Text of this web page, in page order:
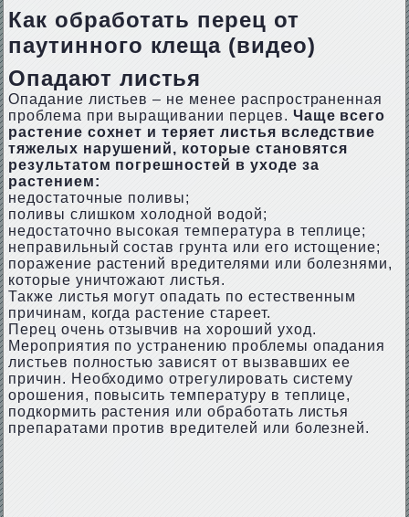
Как обработать перец от
паутинного клеща (видео)
Опадают листья
Опадание листьев – не менее распространенная
проблема при выращивании перцев. Чаще всего
растение сохнет и теряет листья вследствие
тяжелых нарушений, которые становятся
результатом погрешностей в уходе за
растением:
недостаточные поливы;
поливы слишком холодной водой;
недостаточно высокая температура в теплице;
неправильный состав грунта или его истощение;
поражение растений вредителями или болезнями,
которые уничтожают листья.
Также листья могут опадать по естественным
причинам, когда растение стареет.
Перец очень отзывчив на хороший уход.
Мероприятия по устранению проблемы опадания
листьев полностью зависят от вызвавших ее
причин. Необходимо отрегулировать систему
орошения, повысить температуру в теплице,
подкормить растения или обработать листья
препаратами против вредителей или болезней.